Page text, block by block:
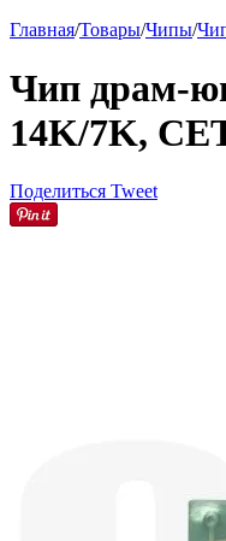
Главная/Товары/Чипы/
Чип драм-
14K/7K,
Поделиться Tweet